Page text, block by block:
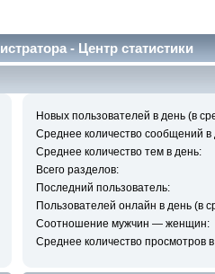
- Центр статистики
Новых пользователей в день (в
Среднее количество сообщений в
Среднее количество тем в день:
Всего разделов:
Последний пользователь:
Пользователей онлайн в день (в
Соотношение мужчин — женщин:
Среднее количество просмотров